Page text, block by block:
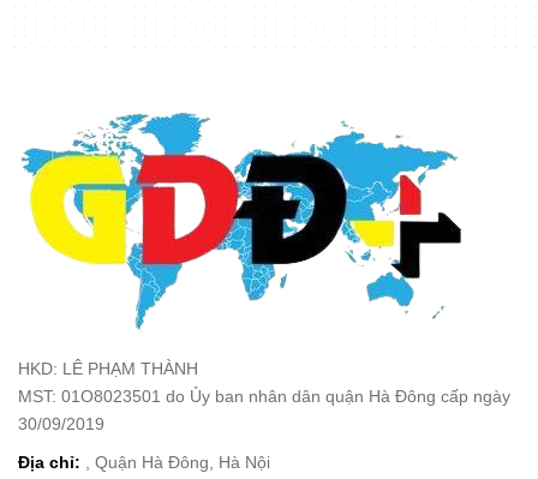
HKD: LÊ PHẠM THÀNH
MST: 01O8023501 do Ủy ban nhân dân quận Hà Đông cấp ngày
30/09/2019
Địa chỉ: , Quận Hà Đông, Hà Nội